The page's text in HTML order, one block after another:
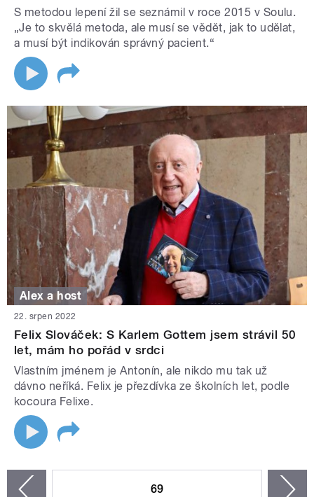
S metodou lepení žil se seznámil v roce 2015 v Soulu.
„Je to skvělá metoda, ale musí se vědět, jak to udělat,
a musí být indikován správný pacient.“
Alex a host
22. srpen 2022
Felix Slováček: S Karlem Gottem jsem strávil 50
let, mám ho pořád v srdci
Vlastním jménem je Antonín, ale nikdo mu tak už
dávno neříká. Felix je přezdívka ze školních let, podle
kocoura Felixe.
69